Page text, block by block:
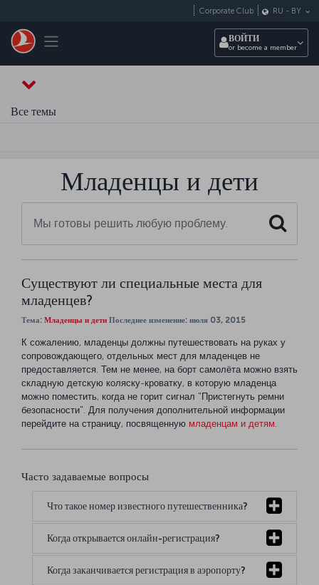
Toggle navigation
Corporate Club RU - BY
ВОЙТИ
or become a member
Все темы
Младенцы и дети
Search
Существуют ли специальные места для
младенцев?
Тема: Младенцы и дети Последнее изменение: июля 03, 2015
К сожалению, младенцы должны путешествовать на руках у
сопровождающего, отдельных мест для младенцев не
предоставляется. Тем не менее, на борт самолёта можно взять
складную детскую коляску-кроватку, в которую младенца
можно поместить, когда не горит сигнал "Пристегнуть ремни
безопасности". Для получения дополнительной информации
перейдите на страницу, посвященную младенцам и детям.
Часто задаваемые вопросы
Что такое номер известного путешественника?
Когда открывается онлайн-регистрация?
Когда заканчивается регистрация в аэропорту?